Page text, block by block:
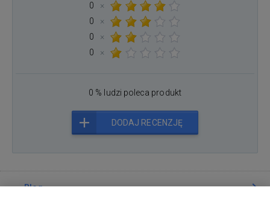
0
×
0
×
0
×
0
×
0 % ludzi poleca produkt
DODAJ RECENZJĘ
Blog